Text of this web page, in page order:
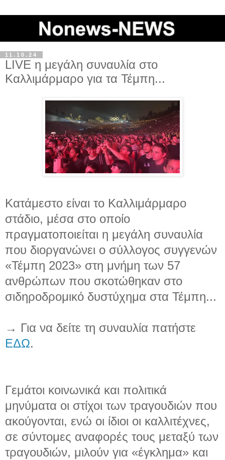
11.10.24
LIVE η μεγάλη συναυλία στο
Καλλιμάρμαρο για τα Τέμπη...
Kατάμεστο είναι το Καλλιμάρμαρο
στάδιο, μέσα στο οποίο
πραγματοποιείται η μεγάλη συναυλία
που διοργανώνει ο σύλλογος συγγενών
«Τέμπη 2023» στη μνήμη των 57
ανθρώπων που σκοτώθηκαν στο
σιδηροδρομικό δυστύχημα στα Τέμπη...
→ Για να δείτε τη συναυλία πατήστε
ΕΔΩ.
Γεμάτοι κοινωνικά και πολιτικά
μηνύματα οι στίχοι των τραγουδιών που
ακούγονται, ενώ οι ίδιοι οι καλλιτέχνες,
σε σύντομες αναφορές τους μεταξύ των
τραγουδιών, μιλούν για «έγκλημα» και